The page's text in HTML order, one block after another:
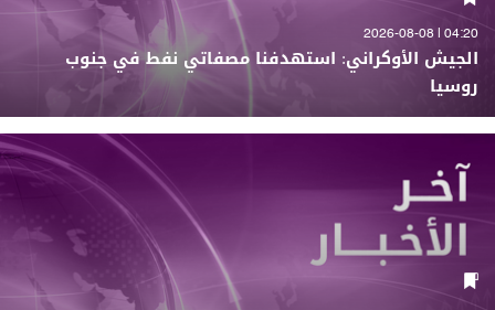
04:20 | 2026-08-08
الجيش الأوكراني: استهدفنا مصفاتي نفط في جنوب
روسيا